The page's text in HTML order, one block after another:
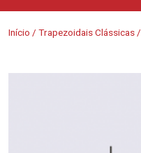
Início / Trapezoidais Clássicas /